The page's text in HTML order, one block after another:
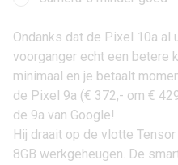
Ondanks dat de Pixel 10a al
voorganger echt een betere
minimaal en je betaalt
de Pixel 9a (€ 372,- om €
de 9a van Google!
Hij draait op de vlotte
8GB werkgeheugen. De